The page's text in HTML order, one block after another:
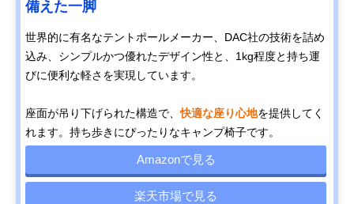
備えた一脚
世界的に有名なテントポールメーカー、DAC社の技術を詰め
込み、シンプルかつ優れたデザイン性と、1kg程度と持ち運
びに便利な軽さを実現しています。
座面が吊り下げられた構造で、快適な座り心地を提供してく
れます。持ち歩きにぴったりなキャンプ椅子です。
Amazonで見る
楽天市場で見る